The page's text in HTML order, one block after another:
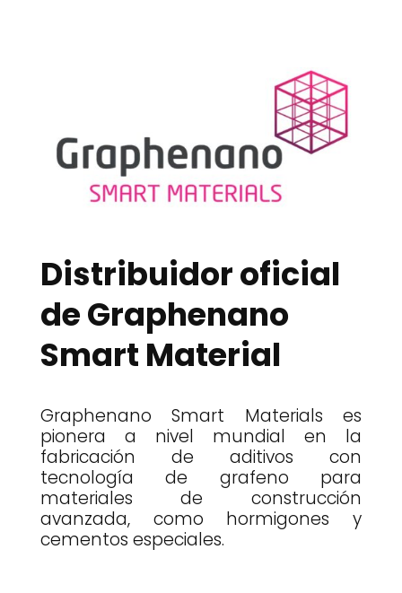
Distribuidor oficial
de Graphenano
Smart Material
Graphenano Smart Materials es
pionera a nivel mundial en la
fabricación de aditivos con
tecnología de grafeno para
materiales de construcción
avanzada, como hormigones y
cementos especiales.